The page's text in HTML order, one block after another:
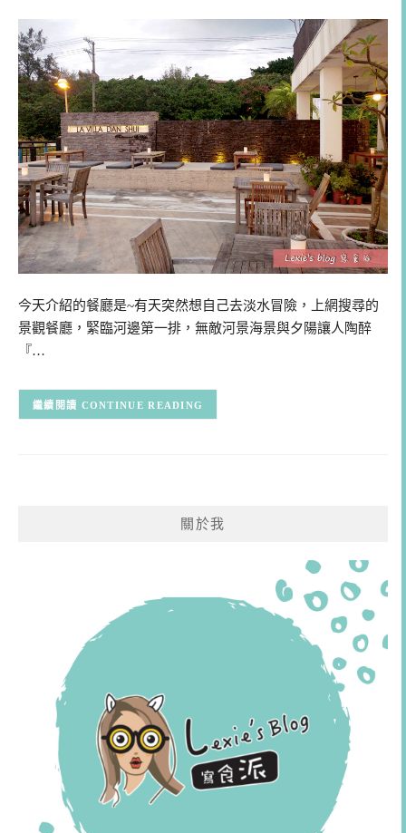
今天介紹的餐廳是~有天突然想自己去淡水冒險，上網搜尋的
景觀餐廳，緊臨河邊第一排，無敵河景海景與夕陽讓人陶醉
『…
CONTINUE READING
關於我